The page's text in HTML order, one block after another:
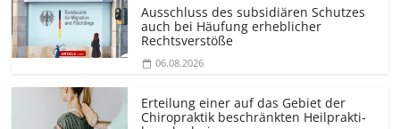
Ausschluss des subsidiären Schutzes
auch bei Häufung erheblicher
Rechtsverstöße
06.08.2026
Erteilung einer auf das Gebiet der
Chiropraktik beschränkten Heilprakti­